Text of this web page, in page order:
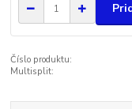
Číslo produktu:
Multisplit: